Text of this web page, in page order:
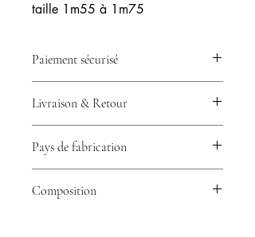
taille 1m55 à 1m75
Paiement sécurisé
grâce à Stripe – CB, Visa, Mastercard
& plus.
Livraison & Retour
Collissimo ou Mondial Relay –
Livraison rapide partout en France.
🔁 Retour possible sous 14 jours –
Essayez sans risque.
Pays de fabrication
Composition